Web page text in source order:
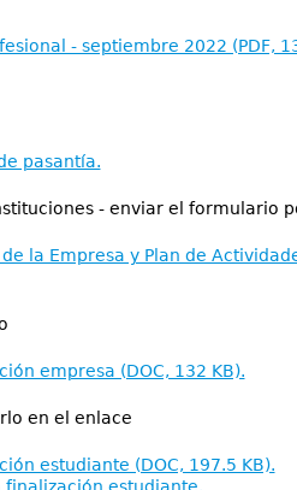
- septiembre 2022 (PDF,
pasantía.
- enviar el formulario
la Empresa y Plan de
empresa (DOC, 132 KB).
en el enlace
estudiante (DOC, 197.5 KB).
finalización estudiante.